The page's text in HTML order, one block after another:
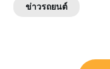
ข่าวรถยนต์